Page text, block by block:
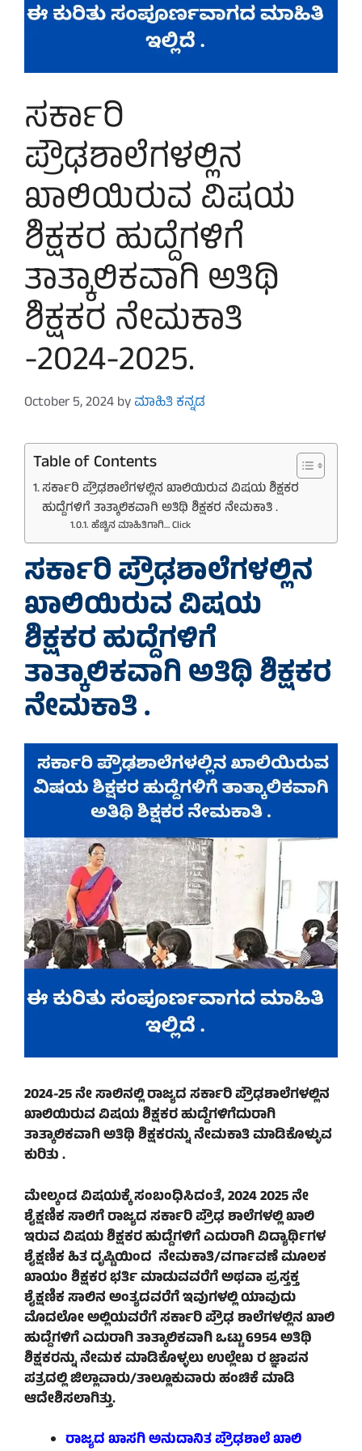
ಸರ್ಕಾರಿ
ಪ್ರೌಢಶಾಲೆಗಳಲ್ಲಿನ
ಖಾಲಿಯಿರುವ ವಿಷಯ
ಶಿಕ್ಷಕರ ಹುದ್ದೆಗಳಿಗೆ
ತಾತ್ಕಾಲಿಕವಾಗಿ ಅತಿಥಿ
ಶಿಕ್ಷಕರ ನೇಮಕಾತಿ
-2024-2025.
October 5, 2024byಮಾಹಿತಿ ಕನ್ನಡ
Table of Contents
ಸರ್ಕಾರಿ ಪ್ರೌಢಶಾಲೆಗಳಲ್ಲಿನ ಖಾಲಿಯಿರುವ ವಿಷಯ ಶಿಕ್ಷಕರ
ಹುದ್ದೆಗಳಿಗೆ ತಾತ್ಕಾಲಿಕವಾಗಿ ಅತಿಥಿ ಶಿಕ್ಷಕರ ನೇಮಕಾತಿ .
ಹೆಚ್ಚಿನ ಮಾಹಿತಿಗಾಗಿ… Click
ಸರ್ಕಾರಿ ಪ್ರೌಢಶಾಲೆಗಳಲ್ಲಿನ
ಖಾಲಿಯಿರುವ ವಿಷಯ
ಶಿಕ್ಷಕರ ಹುದ್ದೆಗಳಿಗೆ
ತಾತ್ಕಾಲಿಕವಾಗಿ ಅತಿಥಿ ಶಿಕ್ಷಕರ
ನೇಮಕಾತಿ .
2024-25 ನೇ ಸಾಲಿನಲ್ಲಿ ರಾಜ್ಯದ ಸರ್ಕಾರಿ ಪ್ರೌಢಶಾಲೆಗಳಲ್ಲಿನ
ಖಾಲಿಯಿರುವ ವಿಷಯ ಶಿಕ್ಷಕರ ಹುದ್ದೆಗಳಿಗೆದುರಾಗಿ
ತಾತ್ಕಾಲಿಕವಾಗಿ ಅತಿಥಿ ಶಿಕ್ಷಕರನ್ನು ನೇಮಕಾತಿ ಮಾಡಿಕೊಳ್ಳುವ
ಕುರಿತು .
ಮೇಲ್ಕಂಡ ವಿಷಯಕ್ಕೆ ಸಂಬಂಧಿಸಿದಂತೆ, 2024 2025 ನೇ
ಶೈಕ್ಷಣಿಕ ಸಾಲಿಗೆ ರಾಜ್ಯದ ಸರ್ಕಾರಿ ಪ್ರೌಢ ಶಾಲೆಗಳಲ್ಲಿ ಖಾಲಿ
ಇರುವ ವಿಷಯ ಶಿಕ್ಷಕರ ಹುದ್ದೆಗಳಿಗೆ ಎದುರಾಗಿ ವಿದ್ಯಾರ್ಥಿಗಳ
ಶೈಕ್ಷಣಿಕ ಹಿತ ದೃಷ್ಟಿಯಿಂದ ನೇಮಕಾತಿ/ವರ್ಗಾವಣೆ ಮೂಲಕ
ಖಾಯಂ ಶಿಕ್ಷಕರ ಭರ್ತಿ ಮಾಡುವವರೆಗೆ ಅಥವಾ ಪ್ರಸ್ತಕ್ತ
ಶೈಕ್ಷಣಿಕ ಸಾಲಿನ ಅಂತ್ಯದವರೆಗೆ ಇವುಗಳಲ್ಲಿ ಯಾವುದು
ಮೊದಲೋ ಅಲ್ಲಿಯವರೆಗೆ ಸರ್ಕಾರಿ ಪ್ರೌಢ ಶಾಲೆಗಳಲ್ಲಿನ ಖಾಲಿ
ಹುದ್ದೆಗಳಿಗೆ ಎದುರಾಗಿ ತಾತ್ಕಾಲಿಕವಾಗಿ ಒಟ್ಟು 6954 ಅತಿಥಿ
ಶಿಕ್ಷಕರನ್ನು ನೇಮಕ ಮಾಡಿಕೊಳ್ಳಲು ಉಲ್ಲೇಖ ರ ಜ್ಞಾಪನ
ಪತ್ರದಲ್ಲಿ ಜಿಲ್ಲಾವಾರು/ತಾಲ್ಲೂಕುವಾರು ಹಂಚಿಕೆ ಮಾಡಿ
ಆದೇಶಿಸಲಾಗಿತ್ತು.
ರಾಜ್ಯದ ಖಾಸಗಿ ಅನುದಾನಿತ ಪ್ರೌಢಶಾಲೆ ಖಾಲಿ